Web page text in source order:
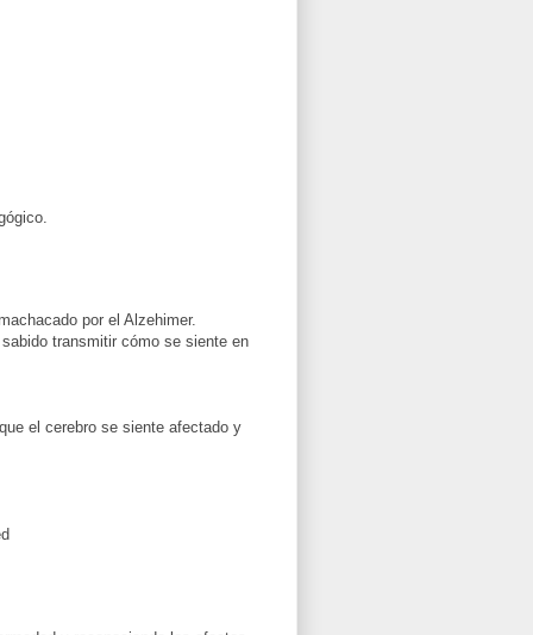
por el Alzehimer.
transmitir cómo se siente en
el cerebro se siente afectado y